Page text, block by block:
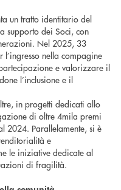
un tratto identitario del
supporto dei Soci, con
Nel 2025, 33
nella compagine
e valorizzare il
l’inclusione e il
in progetti dedicati allo
di oltre 4mila premi
2024. Parallelamente, si è
e
le iniziative dedicate al
di fragilità.